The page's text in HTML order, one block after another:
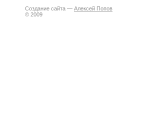
Создание сайта — Алексей Попов
© 2009